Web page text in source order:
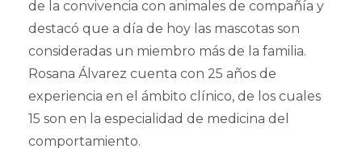
de la convivencia con animales de compañía y
destacó que a día de hoy las mascotas son
consideradas un miembro más de la familia.
Rosana Álvarez cuenta con 25 años de
experiencia en el ámbito clínico, de los cuales
15 son en la especialidad de medicina del
comportamiento.